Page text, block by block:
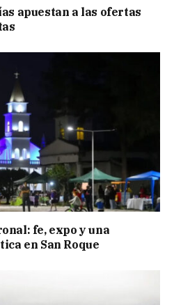
apuestan a las ofertas
fe, expo y una
en San Roque